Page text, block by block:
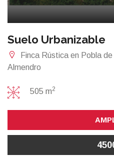
Suelo Urbanizable
Finca Rústica en Pobla
Almendro
505 m2